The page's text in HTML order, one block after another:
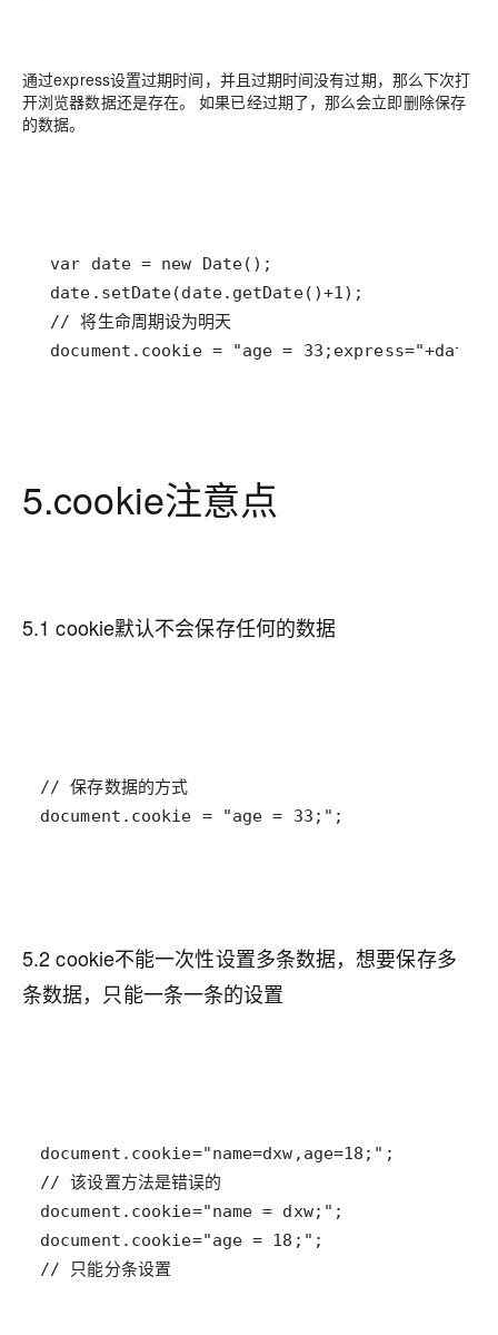
通过express设置过期时间，并且过期时间没有过期，那么下次打
开浏览器数据还是存在。 如果已经过期了，那么会立即删除保存
的数据。
document.cookie = "age =
5.cookie注意点
5.1 cookie默认不会保存任何的数据
document.cookie = "age = 33;";
5.2 cookie不能一次性设置多条数据，想要保存多
条数据，只能一条一条的设置
// 只能分条设置